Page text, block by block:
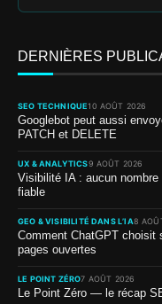
DERNIÈRES
SEO TECHNIQUE10 AOÛT 2026
Googlebot peut aussi
PATCH et DELETE
UX & ANALYTICS9 AOÛT 2026
Visibilité IA : aucun
fiable
GEO & VISIBILITÉ DANS L’IA8
Comment ChatGPT choisit
pages ouvertes
LE POINT ZÉRO7 AOÛT 2026
Le Point Zéro — le récap